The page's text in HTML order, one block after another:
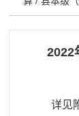
2022
详见